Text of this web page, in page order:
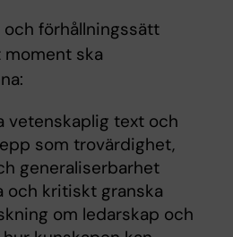
förhållningssätt
ska
vetenskaplig text och
som trovärdighet,
generaliserbarhet
och kritiskt granska
om ledarskap och